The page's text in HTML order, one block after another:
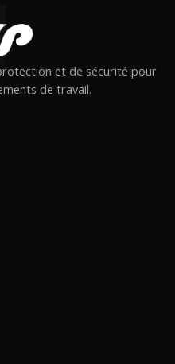
et de sécurité pour
de travail.